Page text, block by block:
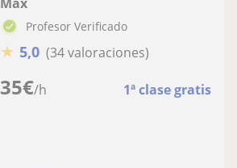
35€/h 1ª clase gratis
Profesor Verificado
★ 5,0 (34 valoraciones)